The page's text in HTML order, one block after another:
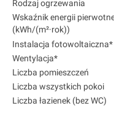
Rodzaj ogrzewania
Wskaźnik energii
(kWh/(m²·rok))
Instalacja fotowoltaiczna*
Wentylacja*
Liczba pomieszczeń
Liczba wszystkich pokoi
Liczba łazienek (bez WC)